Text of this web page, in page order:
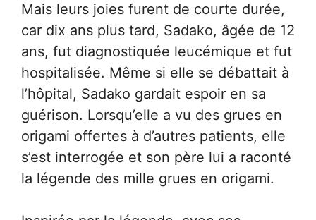
Mais leurs joies furent de courte durée,
car dix ans plus tard, Sadako, âgée de 12
ans, fut diagnostiquée leucémique et fut
hospitalisée. Même si elle se débattait à
l’hôpital, Sadako gardait espoir en sa
guérison. Lorsqu’elle a vu des grues en
origami offertes à d’autres patients, elle
s’est interrogée et son père lui a raconté
la légende des mille grues en origami.